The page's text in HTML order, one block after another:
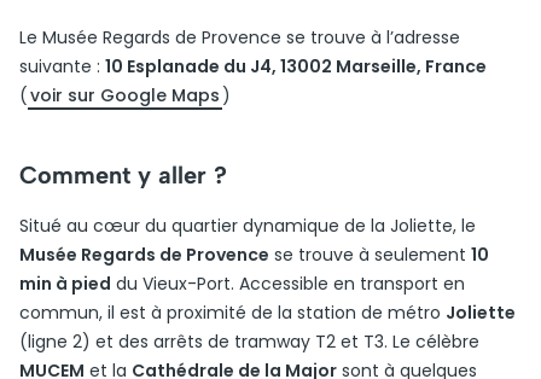
Le Musée Regards de Provence se trouve à l’adresse
suivante : 10 Esplanade du J4, 13002 Marseille, France
(voir sur Google Maps )
Comment y aller ?
Situé au cœur du quartier dynamique de la Joliette, le
Musée Regards de Provence se trouve à seulement 10
min à pied du Vieux-Port. Accessible en transport en
commun, il est à proximité de la station de métro Joliette
(ligne 2) et des arrêts de tramway T2 et T3. Le célèbre
MUCEM et la Cathédrale de la Major sont à quelques